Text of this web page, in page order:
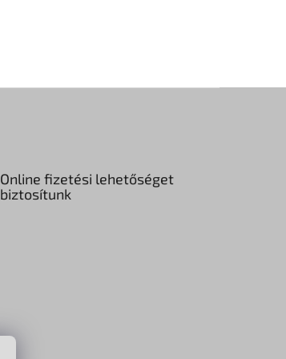
Online fizetési lehetőséget
biztosítunk